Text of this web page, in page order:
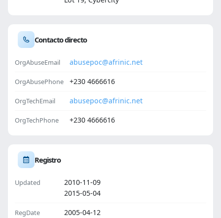
Contacto directo
OrgAbuseEmail abusepoc@afrinic.net
OrgAbusePhone +230 4666616
OrgTechEmail abusepoc@afrinic.net
OrgTechPhone +230 4666616
Registro
Updated
2010-11-09
2015-05-04
RegDate
2005-04-12